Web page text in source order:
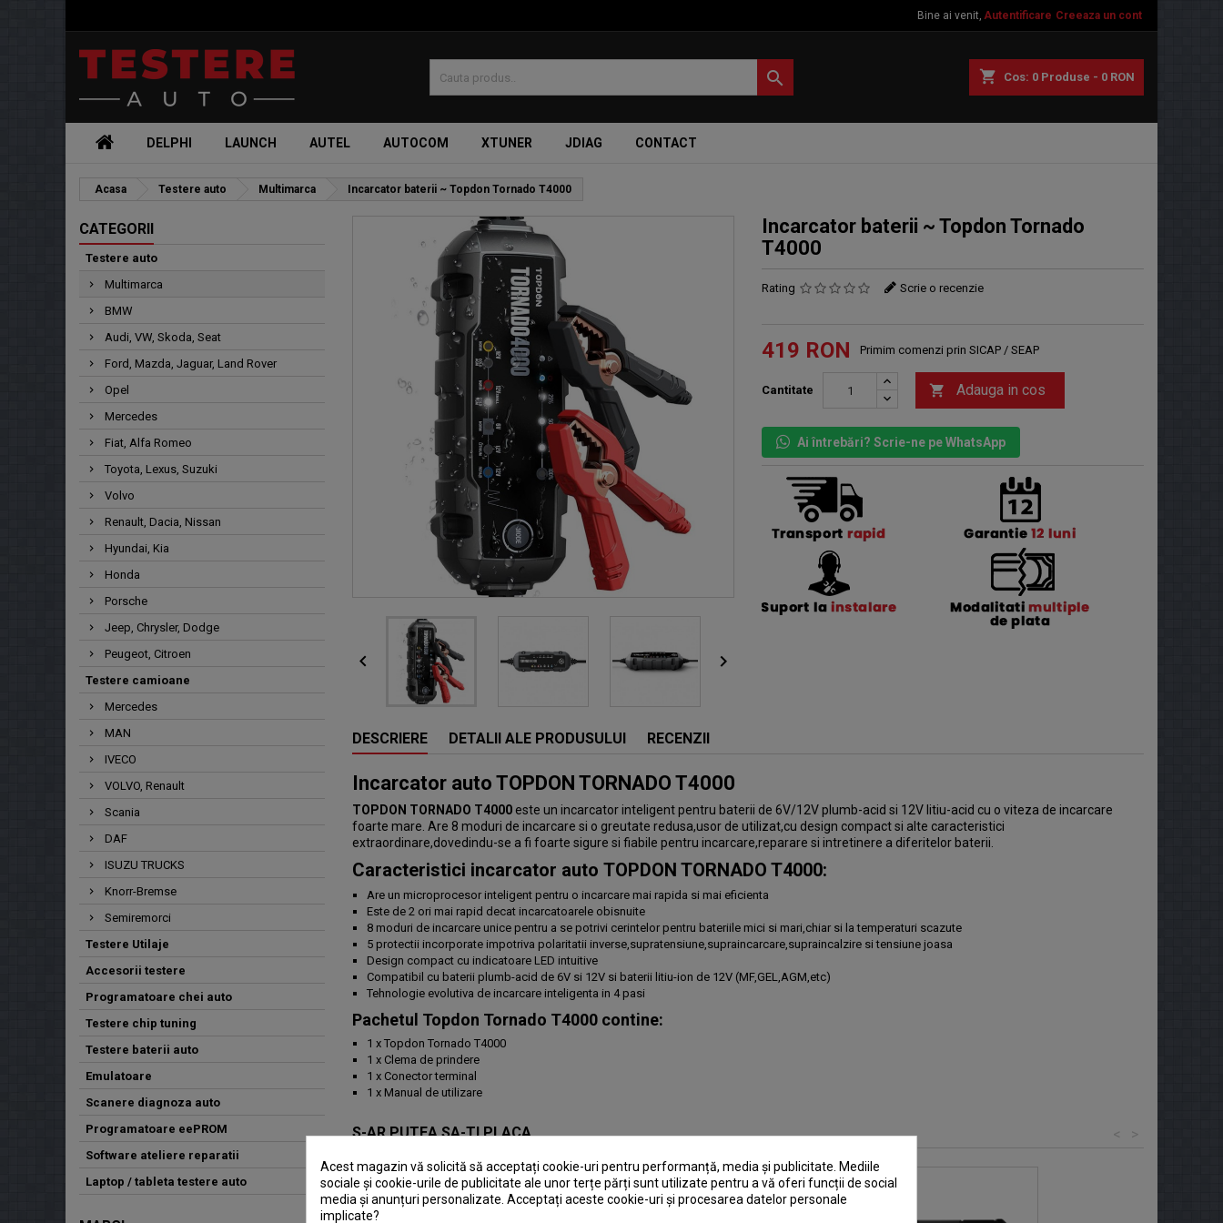
Bine ai venit, Autentificare Creeaza un cont
shopping_cart Cos: 0 Produse - 0 RON

DELPHI LAUNCH AUTEL AUTOCOM XTUNER JDIAG CONTACT
Acasa Testere auto Multimarca Incarcator baterii ~ Topdon Tornado T4000
CATEGORII
Testere auto
Multimarca
BMW
Audi, VW, Skoda, Seat
Ford, Mazda, Jaguar, Land Rover
Opel
Mercedes
Fiat, Alfa Romeo
Toyota, Lexus, Suzuki
Volvo
Renault, Dacia, Nissan
Hyundai, Kia
Honda
Porsche
Jeep, Chrysler, Dodge
Peugeot, Citroen
Testere camioane
Mercedes
MAN
IVECO
VOLVO, Renault
Scania
DAF
ISUZU TRUCKS
Knorr-Bremse
Semiremorci
Testere Utilaje
Accesorii testere
Programatoare chei auto
Testere chip tuning
Testere baterii auto
Emulatoare
Scanere diagnoza auto
Programatoare eePROM
Software ateliere reparatii
Laptop / tableta testere auto
 
Incarcator baterii ~ Topdon Tornado
T4000
Rating Scrie o recenzie
419 RON Primim comenzi prin SICAP / SEAP
Cantitate  Adauga in cos
Ai întrebări? Scrie-ne pe WhatsApp
DESCRIERE DETALII ALE PRODUSULUI RECENZII
Incarcator auto TOPDON TORNADO T4000
TOPDON TORNADO T4000 este un incarcator inteligent pentru baterii de 6V/12V plumb-acid si 12V litiu-acid cu o viteza de incarcare
foarte mare. Are 8 moduri de incarcare si o greutate redusa,usor de utilizat,cu design compact si alte caracteristici
extraordinare,dovedindu-se a fi foarte sigure si fiabile pentru incarcare,reparare si intretinere a diferitelor baterii.
Caracteristici incarcator auto TOPDON TORNADO T4000:
Are un microprocesor inteligent pentru o incarcare mai rapida si mai eficienta
Este de 2 ori mai rapid decat incarcatoarele obisnuite
8 moduri de incarcare unice pentru a se potrivi cerintelor pentru bateriile mici si mari,chiar si la temperaturi scazute
5 protectii incorporate impotriva polaritatii inverse,supratensiune,supraincarcare,supraincalzire si tensiune joasa
Design compact cu indicatoare LED intuitive
Compatibil cu baterii plumb-acid de 6V si 12V si baterii litiu-ion de 12V (MF,GEL,AGM,etc)
Tehnologie evolutiva de incarcare inteligenta in 4 pasi
Pachetul Topdon Tornado T4000 contine:
1 x Topdon Tornado T4000
1 x Clema de prindere
1 x Conector terminal
1 x Manual de utilizare
S-AR PUTEA SA-TI PLACA >
<
Acest magazin vă solicită să acceptați cookie-uri pentru performanță, media și publicitate. Mediile
sociale și cookie-urile de publicitate ale unor terțe părți sunt utilizate pentru a vă oferi funcții de social
media și anunțuri personalizate. Acceptați aceste cookie-uri și procesarea datelor personale
implicate?